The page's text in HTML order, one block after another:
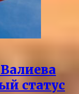
статус